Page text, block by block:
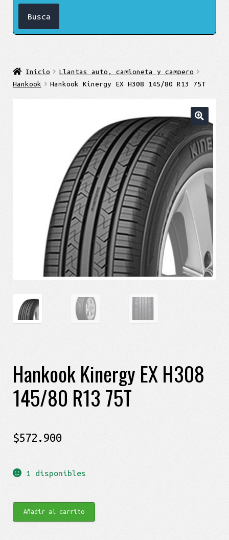
Inicio
Llantas auto, camioneta y campero
Hankook
Hankook Kinergy EX H308 145/80 R13 75T
Hankook Kinergy EX H308
145/80 R13 75T
$572.900
1 disponibles
Hankook
Kinergy
Añadir al carrito